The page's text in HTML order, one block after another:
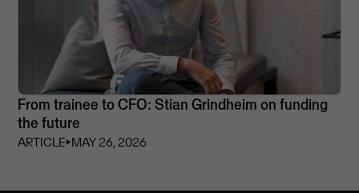
From trainee to CFO: Stian Grindheim on funding
the future
ARTICLE⏵MAY 26, 2026